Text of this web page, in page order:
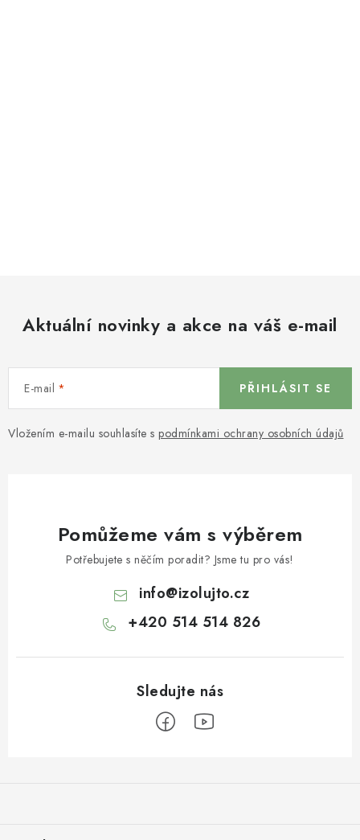
Aktuální novinky a akce na váš e-mail
E-mail
Vložením e-mailu souhlasíte s podmínkami ochrany osobních údajů
PŘIHLÁSIT SE
Pomůžeme vám s výběrem
Potřebujete s něčím poradit? Jsme tu pro vás!
info@izolujto.cz
+420 514 514 826